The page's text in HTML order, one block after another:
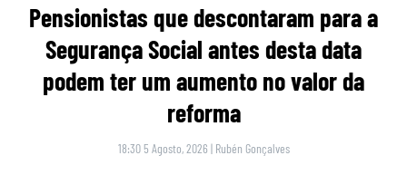
Pensionistas que descontaram para a
Segurança Social antes desta data
podem ter um aumento no valor da
reforma
18:30 5 Agosto, 2026 | Rubén Gonçalves